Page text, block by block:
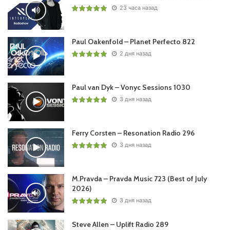
FAVORITE OF THE MOEMENT
25.Andrew Rayel
Harmony /
26. Madwave, Marc Ward – Missing /Future Sequence/
27. David Forbes – Is It Trance? /Aria/
DARK SIDE TRACK
28. Vini Vici and Maddix and Shibui – Spiritum /Nitron
Music/
29. Hardwell and Shortround – Goes Like This /Revealed/
30. Mark Sherry – For the Underground /Techburst/
31. Fahjah & Ezra Hazard – Little Love /Find Your Harmony
CLASSIC SELECTION
23 часа назад
Paul Oakenfold – Planet Perfecto 822
2 дня назад
Paul van Dyk – Vonyc Sessions 1030
3 дня назад
Ferry Corsten – Resonation Radio 296
3 дня назад
M.Pravda – Pravda Music 723 (Best of July
2026)
3 дня назад
Steve Allen – Uplift Radio 289